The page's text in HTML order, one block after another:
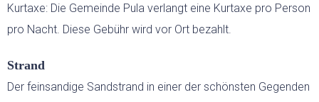
Kurtaxe: Die Gemeinde Pula verlangt eine Kurtaxe pro Person
pro Nacht. Diese Gebühr wird vor Ort bezahlt.
Strand
Der feinsandige Sandstrand in einer der schönsten Gegenden